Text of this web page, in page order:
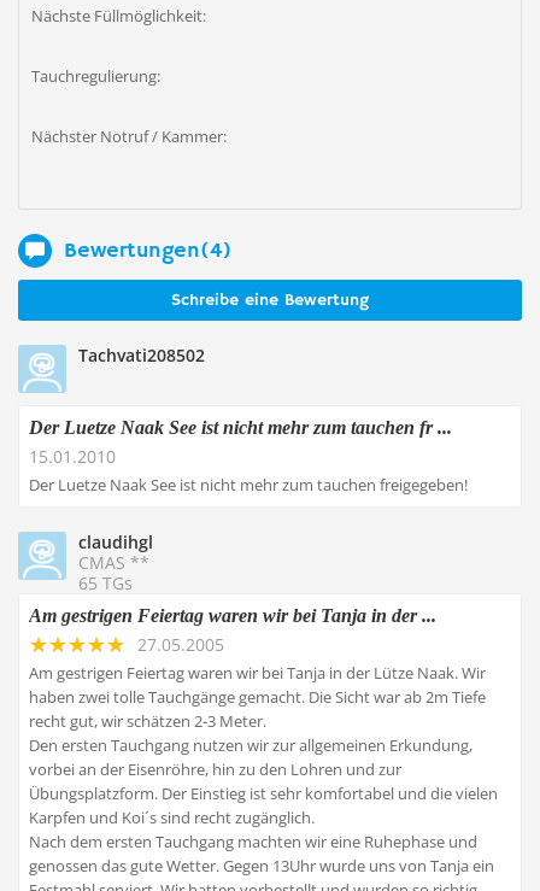
Nächste Füllmöglichkeit:
Tauchregulierung:
Nächster Notruf / Kammer:
Bewertungen(4)
Schreibe eine Bewertung
Tachvati208502
Der Luetze Naak See ist nicht mehr zum tauchen fr ...
15.01.2010
Der Luetze Naak See ist nicht mehr zum tauchen freigegeben!
claudihgl
CMAS **
65 TGs
Am gestrigen Feiertag waren wir bei Tanja in der ...
27.05.2005
Am gestrigen Feiertag waren wir bei Tanja in der Lütze Naak. Wir
haben zwei tolle Tauchgänge gemacht. Die Sicht war ab 2m Tiefe
recht gut, wir schätzen 2-3 Meter.
Den ersten Tauchgang nutzen wir zur allgemeinen Erkundung,
vorbei an der Eisenröhre, hin zu den Lohren und zur
Übungsplatzform. Der Einstieg ist sehr komfortabel und die vielen
Karpfen und Koi´s sind recht zugänglich.
Nach dem ersten Tauchgang machten wir eine Ruhephase und
genossen das gute Wetter. Gegen 13Uhr wurde uns von Tanja ein